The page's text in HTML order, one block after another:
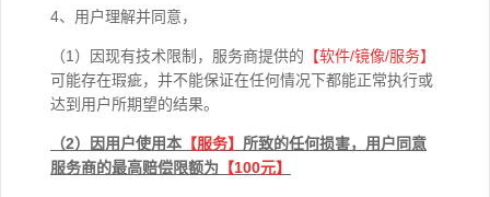
4、用户理解并同意，
（1）因现有技术限制，服务商提供的 【软件/镜像/服务】
可能存在瑕疵，并不能保证在任何情况下都能正常执行或
达到用户所期望的结果。
（2）因用户使用本 【服务】 所致的任何损害，用户同意
服务商的最高赔偿限额为 【100元】